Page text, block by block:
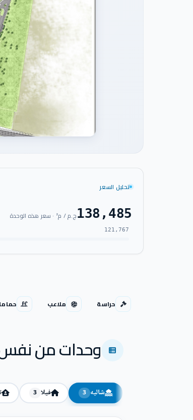
تحليل السعر
138,485ج.م / م² · سعر هذه الوحدة
121,767
حراسة ملاعب
وحدات من
شاليه 3 فيلا 3